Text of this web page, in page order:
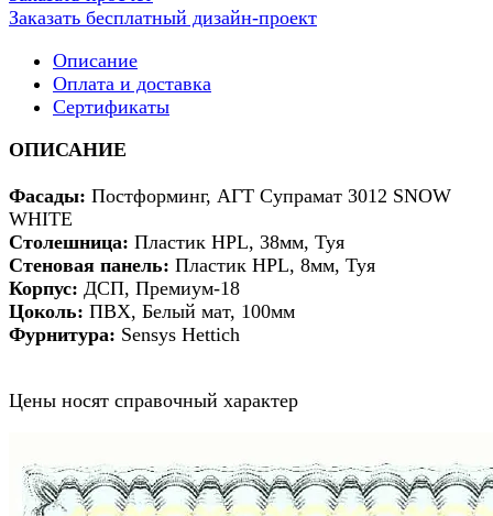
Заказать бесплатный дизайн-проект
Описание
Оплата и доставка
Сертификаты
ОПИСАНИЕ
Фасады: Постформинг, АГТ Супрамат 3012 SNOW
WHITE
Столешница: Пластик HPL, 38мм, Туя
Стеновая панель: Пластик HPL, 8мм, Туя
Корпус: ДСП, Премиум-18
Цоколь: ПВХ, Белый мат, 100мм
Фурнитура: Sensys Hettich
Цены носят справочный характер